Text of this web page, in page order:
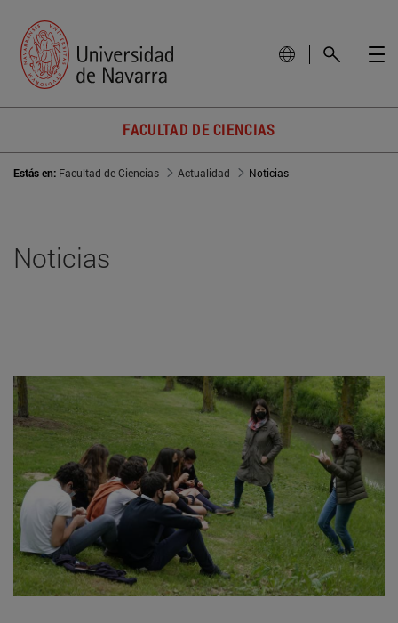
FACULTAD DE CIENCIAS
Estás en: Facultad de Ciencias Actualidad Noticias
Noticias